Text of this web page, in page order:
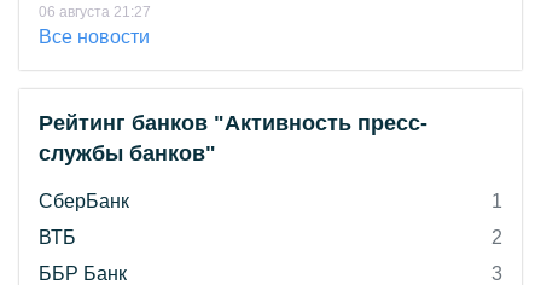
06 августа 21:27
Все новости
Рейтинг банков "Активность пресс-
службы банков"
СберБанк
1
ВТБ
2
ББР Банк
3